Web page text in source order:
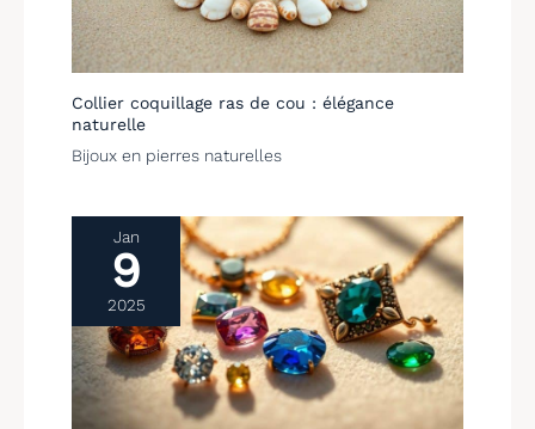
Collier coquillage ras de cou : élégance
naturelle
Bijoux en pierres naturelles
Jan
9
2025